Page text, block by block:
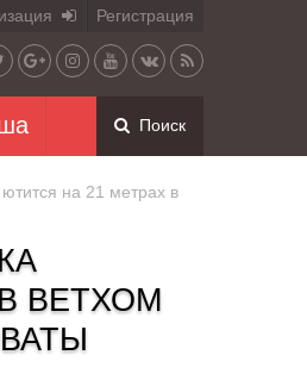
Регистрация
Поиск
на 21 метрах в
ВЕТХОМ